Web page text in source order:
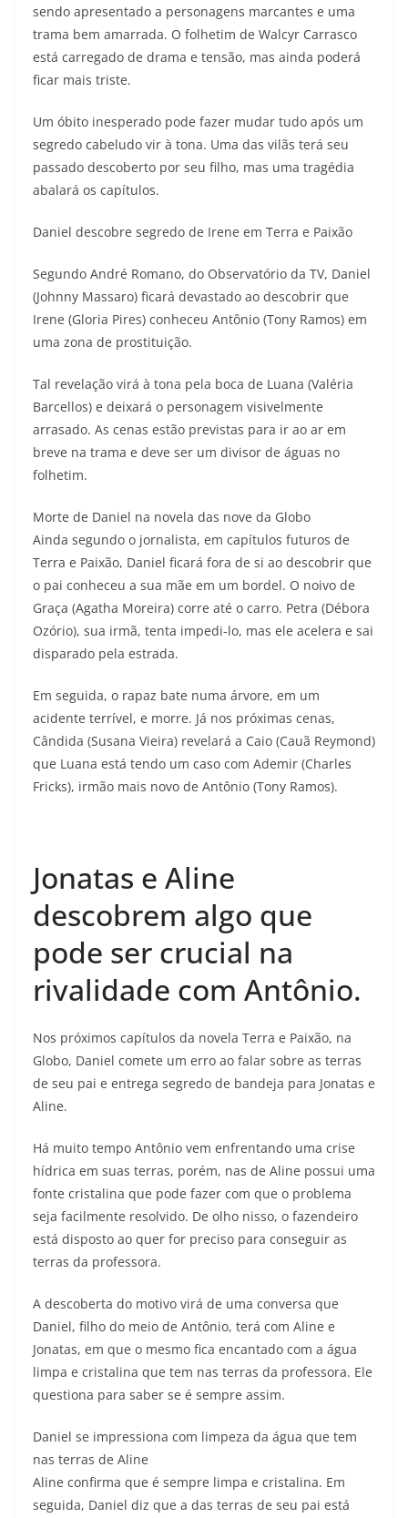
sendo apresentado a personagens marcantes e uma
trama bem amarrada. O folhetim de Walcyr Carrasco
está carregado de drama e tensão, mas ainda poderá
ficar mais triste.
Um óbito inesperado pode fazer mudar tudo após um
segredo cabeludo vir à tona. Uma das vilãs terá seu
passado descoberto por seu filho, mas uma tragédia
abalará os capítulos.
Daniel descobre segredo de Irene em Terra e Paixão
Segundo André Romano, do Observatório da TV, Daniel
(Johnny Massaro) ficará devastado ao descobrir que
Irene (Gloria Pires) conheceu Antônio (Tony Ramos) em
uma zona de prostituição.
Tal revelação virá à tona pela boca de Luana (Valéria
Barcellos) e deixará o personagem visivelmente
arrasado. As cenas estão previstas para ir ao ar em
breve na trama e deve ser um divisor de águas no
folhetim.
Morte de Daniel na novela das nove da Globo
Ainda segundo o jornalista, em capítulos futuros de
Terra e Paixão, Daniel ficará fora de si ao descobrir que
o pai conheceu a sua mãe em um bordel. O noivo de
Graça (Agatha Moreira) corre até o carro. Petra (Débora
Ozório), sua irmã, tenta impedi-lo, mas ele acelera e sai
disparado pela estrada.
Em seguida, o rapaz bate numa árvore, em um
acidente terrível, e morre. Já nos próximas cenas,
Cândida (Susana Vieira) revelará a Caio (Cauã Reymond)
que Luana está tendo um caso com Ademir (Charles
Fricks), irmão mais novo de Antônio (Tony Ramos).
Jonatas e Aline
descobrem algo que
pode ser crucial na
rivalidade com Antônio.
Nos próximos capítulos da novela Terra e Paixão, na
Globo, Daniel comete um erro ao falar sobre as terras
de seu pai e entrega segredo de bandeja para Jonatas e
Aline.
Há muito tempo Antônio vem enfrentando uma crise
hídrica em suas terras, porém, nas de Aline possui uma
fonte cristalina que pode fazer com que o problema
seja facilmente resolvido. De olho nisso, o fazendeiro
está disposto ao quer for preciso para conseguir as
terras da professora.
A descoberta do motivo virá de uma conversa que
Daniel, filho do meio de Antônio, terá com Aline e
Jonatas, em que o mesmo fica encantado com a água
limpa e cristalina que tem nas terras da professora. Ele
questiona para saber se é sempre assim.
Daniel se impressiona com limpeza da água que tem
nas terras de Aline
Aline confirma que é sempre limpa e cristalina. Em
seguida, Daniel diz que a das terras de seu pai está